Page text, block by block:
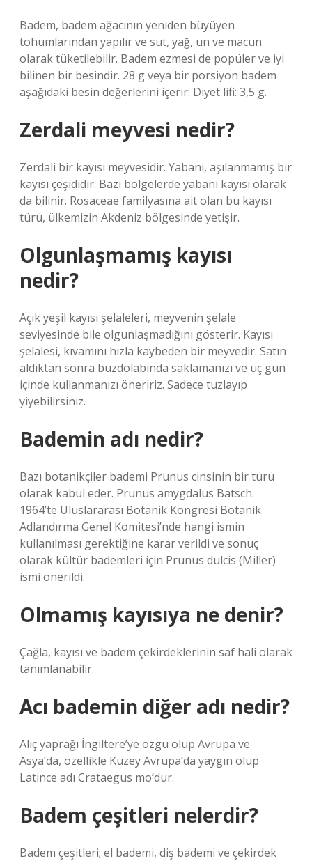
Badem, badem ağacının yeniden büyüyen
tohumlarından yapılır ve süt, yağ, un ve macun
olarak tüketilebilir. Badem ezmesi de popüler ve iyi
bilinen bir besindir. 28 g veya bir porsiyon badem
aşağıdaki besin değerlerini içerir: Diyet lifi: 3,5 g.
Zerdali meyvesi nedir?
Zerdali bir kayısı meyvesidir. Yabani, aşılanmamış bir
kayısı çeşididir. Bazı bölgelerde yabani kayısı olarak
da bilinir. Rosaceae familyasına ait olan bu kayısı
türü, ülkemizin Akdeniz bölgesinde yetişir.
Olgunlaşmamış kayısı
nedir?
Açık yeşil kayısı şelaleleri, meyvenin şelale
seviyesinde bile olgunlaşmadığını gösterir. Kayısı
şelalesi, kıvamını hızla kaybeden bir meyvedir. Satın
aldıktan sonra buzdolabında saklamanızı ve üç gün
içinde kullanmanızı öneririz. Sadece tuzlayıp
yiyebilirsiniz.
Bademin adı nedir?
Bazı botanikçiler bademi Prunus cinsinin bir türü
olarak kabul eder. Prunus amygdalus Batsch.
1964’te Uluslararası Botanik Kongresi Botanik
Adlandırma Genel Komitesi’nde hangi ismin
kullanılması gerektiğine karar verildi ve sonuç
olarak kültür bademleri için Prunus dulcis (Miller)
ismi önerildi.
Olmamış kayısıya ne denir?
Çağla, kayısı ve badem çekirdeklerinin saf hali olarak
tanımlanabilir.
Acı bademin diğer adı nedir?
Alıç yaprağı İngiltere’ye özgü olup Avrupa ve
Asya’da, özellikle Kuzey Avrupa’da yaygın olup
Latince adı Crataegus mo’dur.
Badem çeşitleri nelerdir?
Badem çeşitleri; el bademi, diş bademi ve çekirdek